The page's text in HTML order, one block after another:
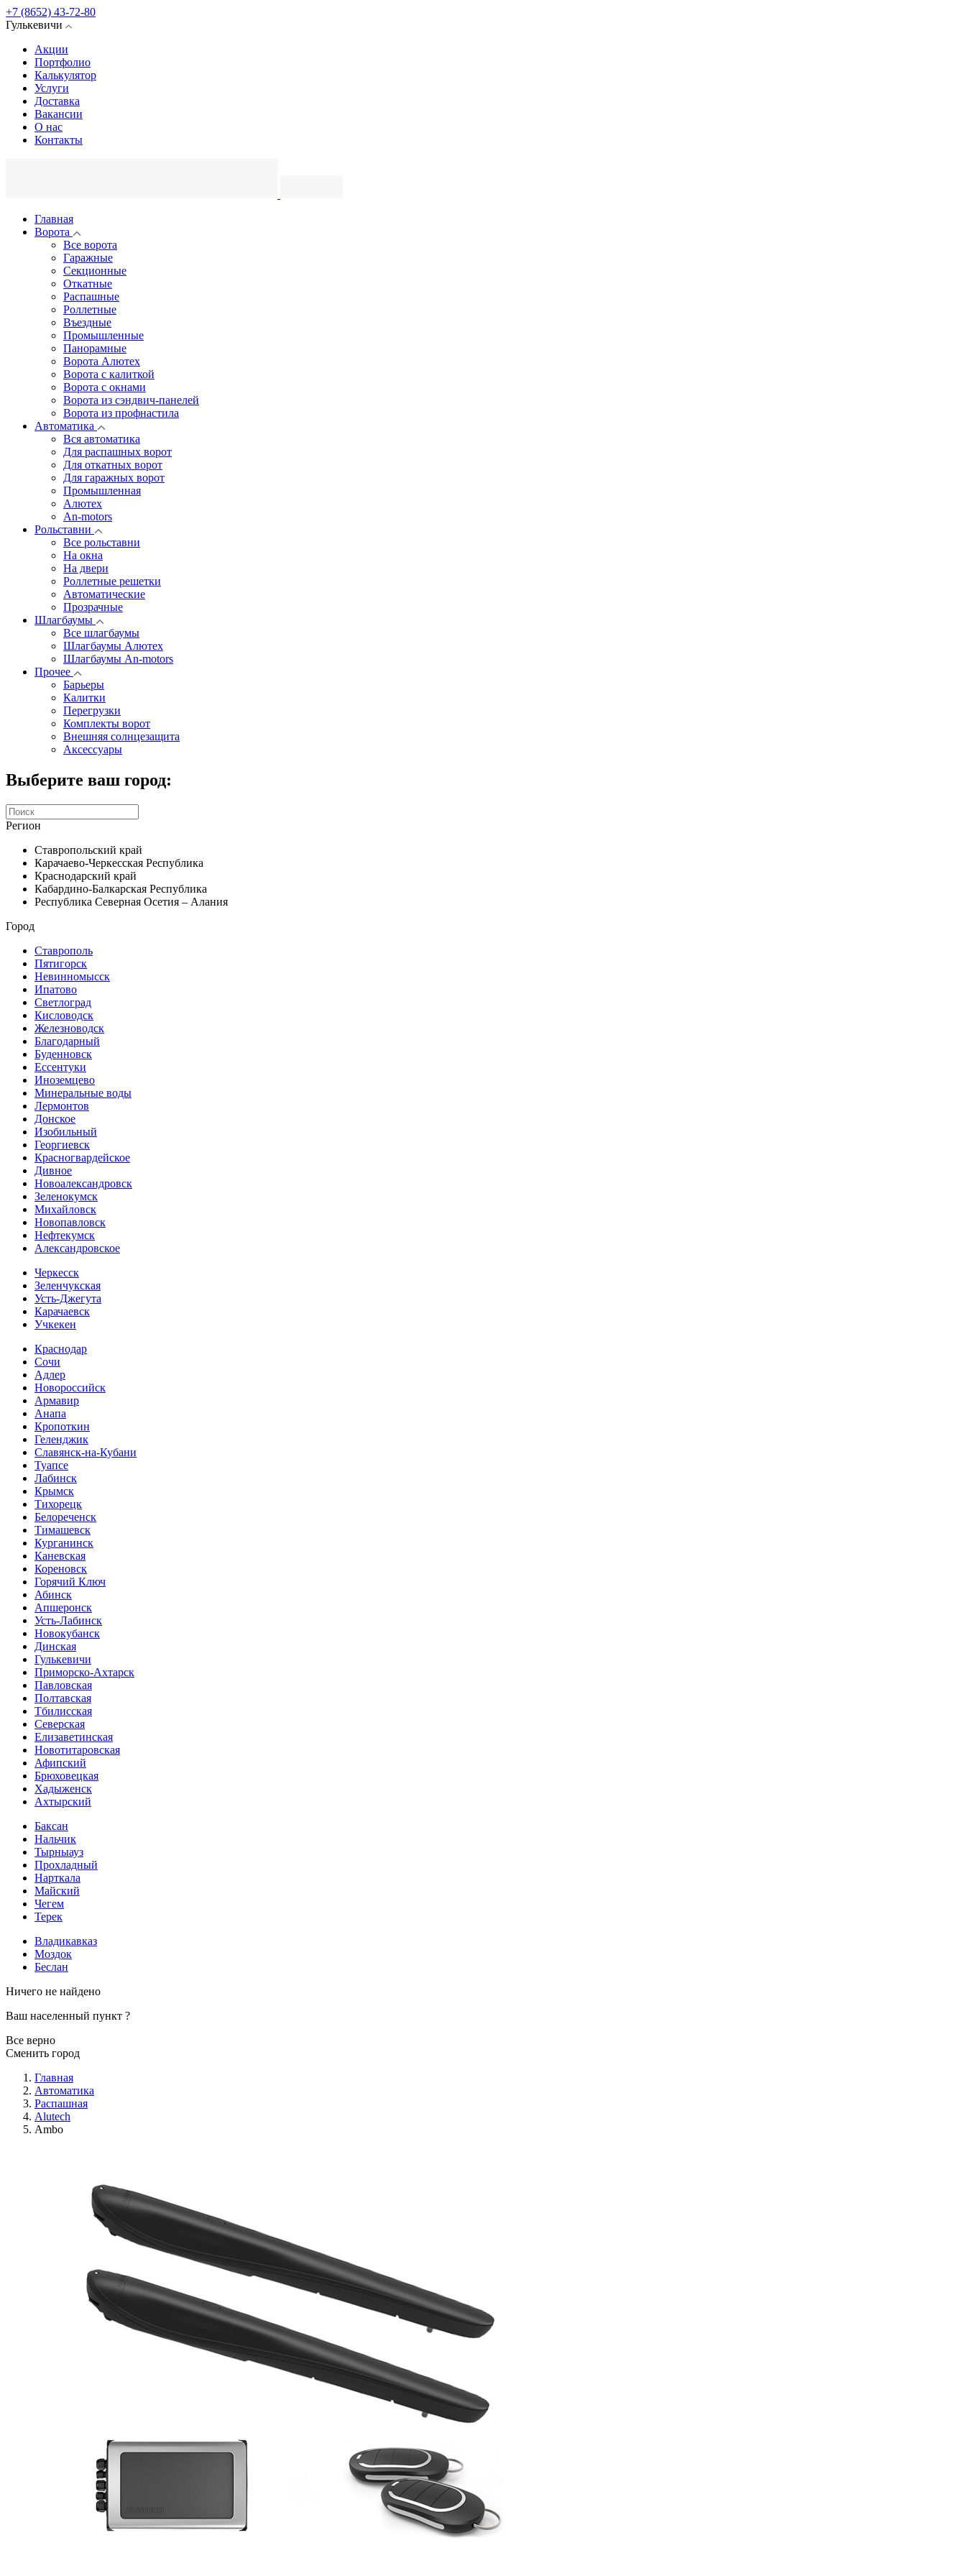
+7 (8652) 43-72-80
Гулькевичи
Акции
Портфолио
Калькулятор
Услуги
Доставка
Вакансии
О нас
Контакты
Главная
Ворота
Все ворота
Гаражные
Секционные
Откатные
Распашные
Роллетные
Въездные
Промышленные
Панорамные
Ворота Алютех
Ворота с калиткой
Ворота c окнами
Ворота из сэндвич-панелей
Ворота из профнастила
Автоматика
Вся автоматика
Для распашных ворот
Для откатных ворот
Для гаражных ворот
Промышленная
Алютех
An-motors
Рольставни
Все рольставни
На окна
На двери
Роллетные решетки
Автоматические
Прозрачные
Шлагбаумы
Все шлагбаумы
Шлагбаумы Алютех
Шлагбаумы An-motors
Прочее
Барьеры
Калитки
Перегрузки
Комплекты ворот
Внешняя солнцезащита
Аксессуары
Выберите ваш город:
Регион
Ставропольский край
Карачаево-Черкесская Республика
Краснодарский край
Кабардино-Балкарская Республика
Республика Северная Осетия – Алания
Город
Ставрополь
Пятигорск
Невинномысск
Ипатово
Светлоград
Кисловодск
Железноводск
Благодарный
Буденновск
Ессентуки
Иноземцево
Минеральные воды
Лермонтов
Донское
Изобильный
Георгиевск
Красногвардейское
Дивное
Новоалександровск
Зеленокумск
Михайловск
Новопавловск
Нефтекумск
Александровское
Черкесск
Зеленчукская
Усть-Джегута
Карачаевск
Учкекен
Краснодар
Сочи
Адлер
Новороссийск
Армавир
Анапа
Кропоткин
Геленджик
Славянск-на-Кубани
Туапсе
Лабинск
Крымск
Тихорецк
Белореченск
Тимашевск
Курганинск
Каневская
Кореновск
Горячий Ключ
Абинск
Апшеронск
Усть-Лабинск
Новокубанск
Динская
Гулькевичи
Приморско-Ахтарск
Павловская
Полтавская
Тбилисская
Северская
Елизаветинская
Новотитаровская
Афипский
Брюховецкая
Хадыженск
Ахтырский
Баксан
Нальчик
Тырныауз
Прохладный
Нарткала
Майский
Чегем
Терек
Владикавказ
Моздок
Беслан
Ничего не найдено
Ваш населенный пункт ?
Все верно
Сменить город
Главная
Автоматика
Распашная
Alutech
Ambo